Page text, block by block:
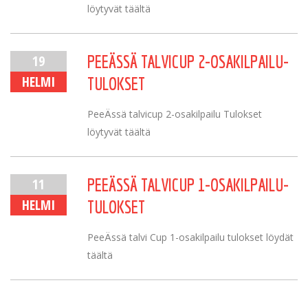
löytyvät täältä
19
HELMI
PEEÄSSÄ TALVICUP 2-OSAKILPAILU-
TULOKSET
PeeÄssä talvicup 2-osakilpailu Tulokset
löytyvät täältä
11
HELMI
PEEÄSSÄ TALVICUP 1-OSAKILPAILU-
TULOKSET
PeeÄssä talvi Cup 1-osakilpailu tulokset löydät
täältä